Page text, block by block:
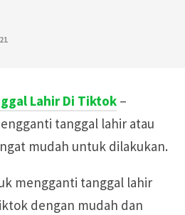
Lahir Di Tiktok –
tanggal lahir atau
mudah untuk dilakukan.
mengganti tanggal lahir
dengan mudah dan